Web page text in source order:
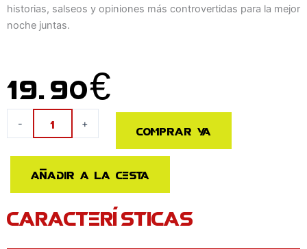
historias, salseos y opiniones más controvertidas para la mejor
noche juntas.
19.90€
-
español
cantidad
+ Comprar ya
Añadir a la cesta
CARACTERÍSTICAS